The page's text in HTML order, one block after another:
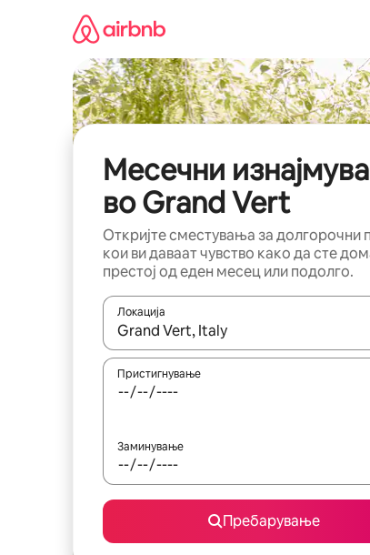
Месечни
во Grand Vert
Откријте сместувања за долгорочни
кои ви даваат чувство како да сте
престој од еден месец или подолго.
Локација
Кога резултатите се достапни, движете
Пристигнување
Заминување
Пребарување